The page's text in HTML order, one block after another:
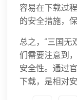
容易在下载过
的安全措施，
总之，“三国无
们需要注意到
安全性。通过
下载，是相对